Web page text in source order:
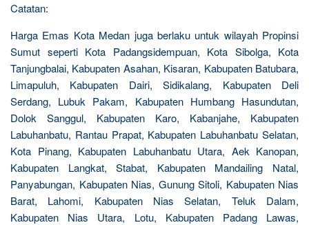
Catatan:
Harga Emas Kota Medan juga berlaku untuk wilayah Propinsi
Sumut seperti Kota Padangsidempuan, Kota Sibolga, Kota
Tanjungbalai, Kabupaten Asahan, Kisaran, Kabupaten Batubara,
Limapuluh, Kabupaten Dairi, Sidikalang, Kabupaten Deli
Serdang, Lubuk Pakam, Kabupaten Humbang Hasundutan,
Dolok Sanggul, Kabupaten Karo, Kabanjahe, Kabupaten
Labuhanbatu, Rantau Prapat, Kabupaten Labuhanbatu Selatan,
Kota Pinang, Kabupaten Labuhanbatu Utara, Aek Kanopan,
Kabupaten Langkat, Stabat, Kabupaten Mandailing Natal,
Panyabungan, Kabupaten Nias, Gunung Sitoli, Kabupaten Nias
Barat, Lahomi, Kabupaten Nias Selatan, Teluk Dalam,
Kabupaten Nias Utara, Lotu, Kabupaten Padang Lawas,